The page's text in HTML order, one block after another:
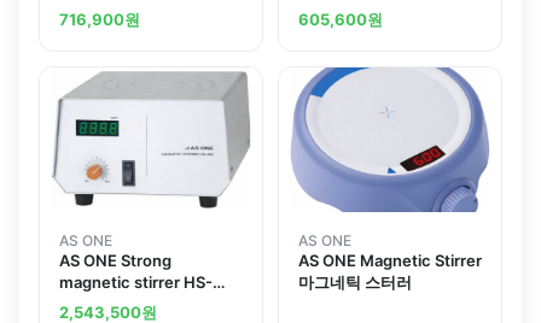
716,900원
605,600원
AS ONE
AS ONE Strong
magnetic stirrer HS-
4SD
2,543,500원
AS ONE
AS ONE Magnetic Stirrer
마그네틱 스터러